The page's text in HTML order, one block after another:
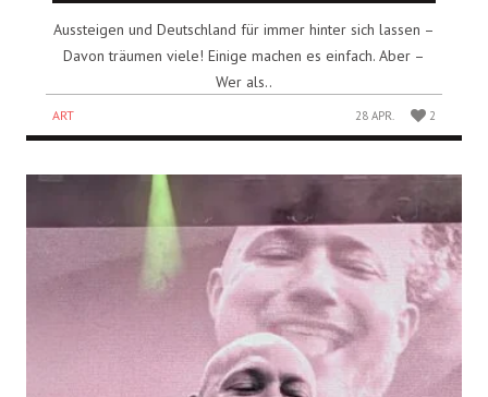
Aussteigen und Deutschland für immer hinter sich lassen –
Davon träumen viele! Einige machen es einfach. Aber –
Wer als..
ART 28 APR. 2